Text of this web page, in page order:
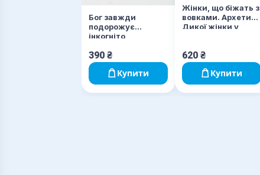
Бог завжди
подорожує
інкогніто
390 ₴
Купити
Жінки, що біжать з
вовками. Архетип
Дикої жінки у
620 ₴
Купити